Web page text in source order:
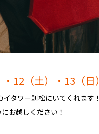
12（土）・13（日）
イタワー則松にいてくれます！
お越しください！